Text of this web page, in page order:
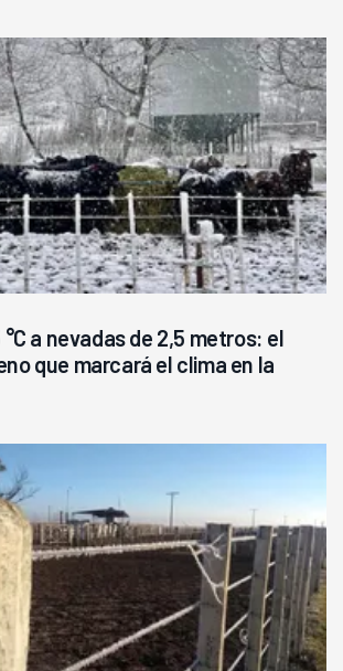
a nevadas de 2,5 metros: el
que marcará el clima en la